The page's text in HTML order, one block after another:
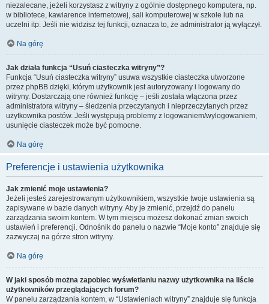
niezalecane, jeżeli korzystasz z witryny z ogólnie dostępnego komputera, np.
w bibliotece, kawiarence internetowej, sali komputerowej w szkole lub na
uczelni itp. Jeśli nie widzisz tej funkcji, oznacza to, że administrator ją wyłączył.
Na górę
Jak działa funkcja “Usuń ciasteczka witryny”?
Funkcja “Usuń ciasteczka witryny” usuwa wszystkie ciasteczka utworzone
przez phpBB dzięki, którym użytkownik jest autoryzowany i logowany do
witryny. Dostarczają one również funkcję – jeśli została włączona przez
administratora witryny – śledzenia przeczytanych i nieprzeczytanych przez
użytkownika postów. Jeśli występują problemy z logowaniem/wylogowaniem,
usunięcie ciasteczek może być pomocne.
Na górę
Preferencje i ustawienia użytkownika
Jak zmienić moje ustawienia?
Jeżeli jesteś zarejestrowanym użytkownikiem, wszystkie twoje ustawienia są
zapisywane w bazie danych witryny. Aby je zmienić, przejdź do panelu
zarządzania swoim kontem. W tym miejscu możesz dokonać zmian swoich
ustawień i preferencji. Odnośnik do panelu o nazwie “Moje konto” znajduje się
zazwyczaj na górze stron witryny.
Na górę
W jaki sposób można zapobiec wyświetlaniu nazwy użytkownika na liście
użytkowników przeglądających forum?
W panelu zarządzania kontem, w “Ustawieniach witryny” znajduje się funkcja